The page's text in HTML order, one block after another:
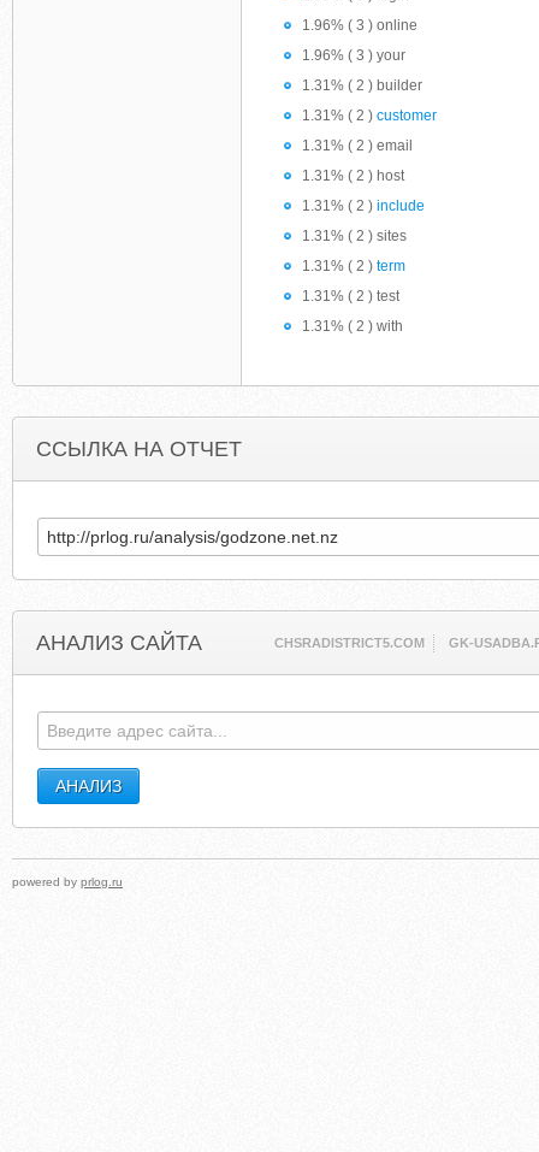
1.96% ( 3 ) online
1.96% ( 3 ) your
1.31% ( 2 ) builder
1.31% ( 2 ) customer
1.31% ( 2 ) email
1.31% ( 2 ) host
1.31% ( 2 ) include
1.31% ( 2 ) sites
1.31% ( 2 ) term
1.31% ( 2 ) test
1.31% ( 2 ) with
ССЫЛКА НА ОТЧЕТ
АНАЛИЗ САЙТА CHSRADISTRICT5.COM GK-
powered by prlog.ru